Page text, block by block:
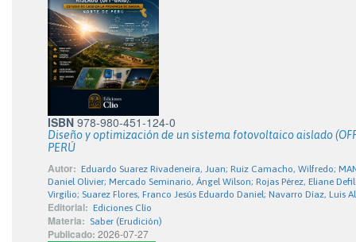
ISBN 978-980-451-124-0
Diseño y optimización de un sistema fotovoltaico aislado (OFF
PERÚ
Autor: Eduardo Suarez Rivadeneira, Juan; Ruiz Camacho, Wilfredo;
Daniel Olivier; Mercado Seminario, Ángel Wilson; Rojas Pérez, Eliane
Virgilio; Suarez Flores, Franco Jesús Eduardo Daniel; Navarro Díaz,
Editorial: Ediciones Clío
Materia: Saber (Erudición)
Publicado: 2026-07-27